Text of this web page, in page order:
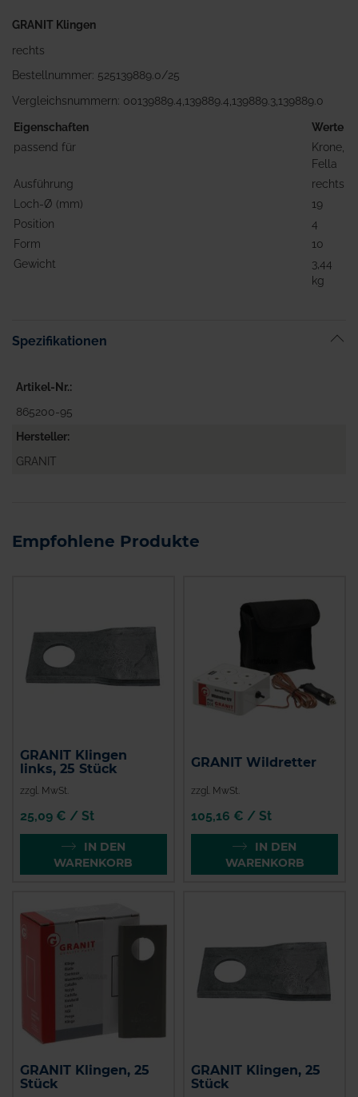
GRANIT Klingen
rechts
Bestellnummer: 525139889.0/25
Vergleichsnummern: 00139889.4,139889.4,139889.3,139889.0
Eigenschaften
Werte
passend für
Krone,
Fella
Ausführung
rechts
Loch-Ø (mm)
19
Position
4
Form
10
Gewicht
3,44
kg
Spezifikationen
Artikel-Nr.
865200-95
Hersteller
GRANIT
Empfohlene Produkte
GRANIT Klingen
links, 25 Stück
zzgl. MwSt.
25,09 € / St
IN DEN
WARENKORB
GRANIT Wildretter
zzgl. MwSt.
105,16 € / St
IN DEN
WARENKORB
GRANIT Klingen, 25
Stück
GRANIT Klingen, 25
Stück